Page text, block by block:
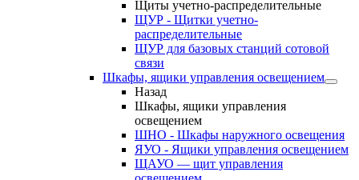
Щиты учетно-распределительные
ЩУР - Щитки учетно-
распределительные
ЩУР для базовых станций сотовой
связи
Шкафы, ящики управления освещением
Назад
Шкафы, ящики управления
освещением
ШНО - Шкафы наружного освещения
ЯУО - Ящики управления освещением
ЩАУО — щит управления